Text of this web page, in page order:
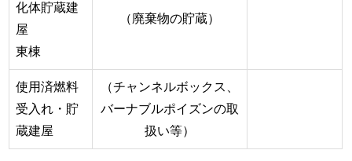
化体貯蔵建
屋
東棟
（廃棄物の貯蔵）
使用済燃料
受入れ・貯
蔵建屋
（チャンネルボックス、
バーナブルポイズンの取
扱い等）